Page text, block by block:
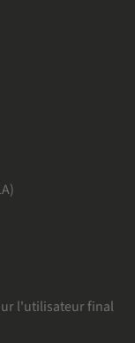
l'utilisateur final